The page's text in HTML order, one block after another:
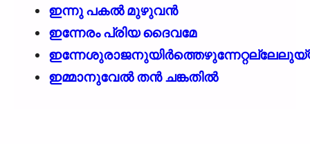
ഇന്നു പകൽ മുഴുവൻ
ഇന്നേരം പ്രിയ ദൈവമേ
ഇമ്മാനുവേൽ തൻ ചങ്കതിൽ